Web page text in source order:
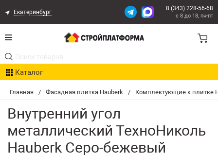
Главная / Фасадная плитка Hauberk / Комплектующие к плитке
Внутренний угол
металлический ТехноНиколь
Hauberk Серо-бежевый
Екатеринбург
8 (343) 228-56-68
с 8 до 18, пн-пт
Каталог
Акции
Расчет доставки
Организациям
Опыт поставок
Статьи